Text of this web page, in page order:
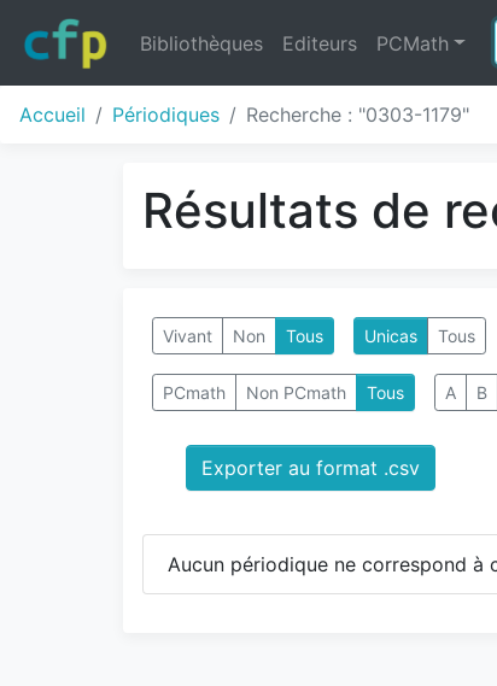
Bibliothèques Editeurs PCMath
Accueil Périodiques Recherche : "0303-1179"
Résultats de
Vivant Non Tous Unicas Tous
PCmath Non PCmath Tous A B
Exporter au format .csv
Aucun périodique ne correspond à